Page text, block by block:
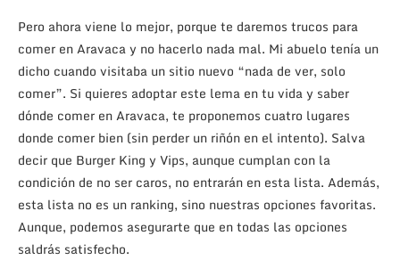
Pero ahora viene lo mejor, porque te daremos trucos para
comer en Aravaca y no hacerlo nada mal. Mi abuelo tenía un
dicho cuando visitaba un sitio nuevo “nada de ver, solo
comer”. Si quieres adoptar este lema en tu vida y saber
dónde comer en Aravaca, te proponemos cuatro lugares
donde comer bien (sin perder un riñón en el intento). Salva
decir que Burger King y Vips, aunque cumplan con la
condición de no ser caros, no entrarán en esta lista. Además,
esta lista no es un ranking, sino nuestras opciones favoritas.
Aunque, podemos asegurarte que en todas las opciones
saldrás satisfecho.